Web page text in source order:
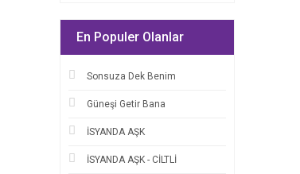
En Populer Olanlar
Sonsuza Dek Benim
Güneşi Getir Bana
İSYANDA AŞK
İSYANDA AŞK - CİLTLİ